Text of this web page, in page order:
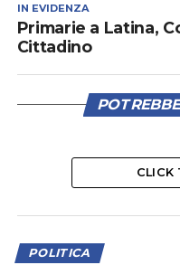
IN EVIDENZA
Primarie a Latina,
Cittadino
CLICK
POLITICA